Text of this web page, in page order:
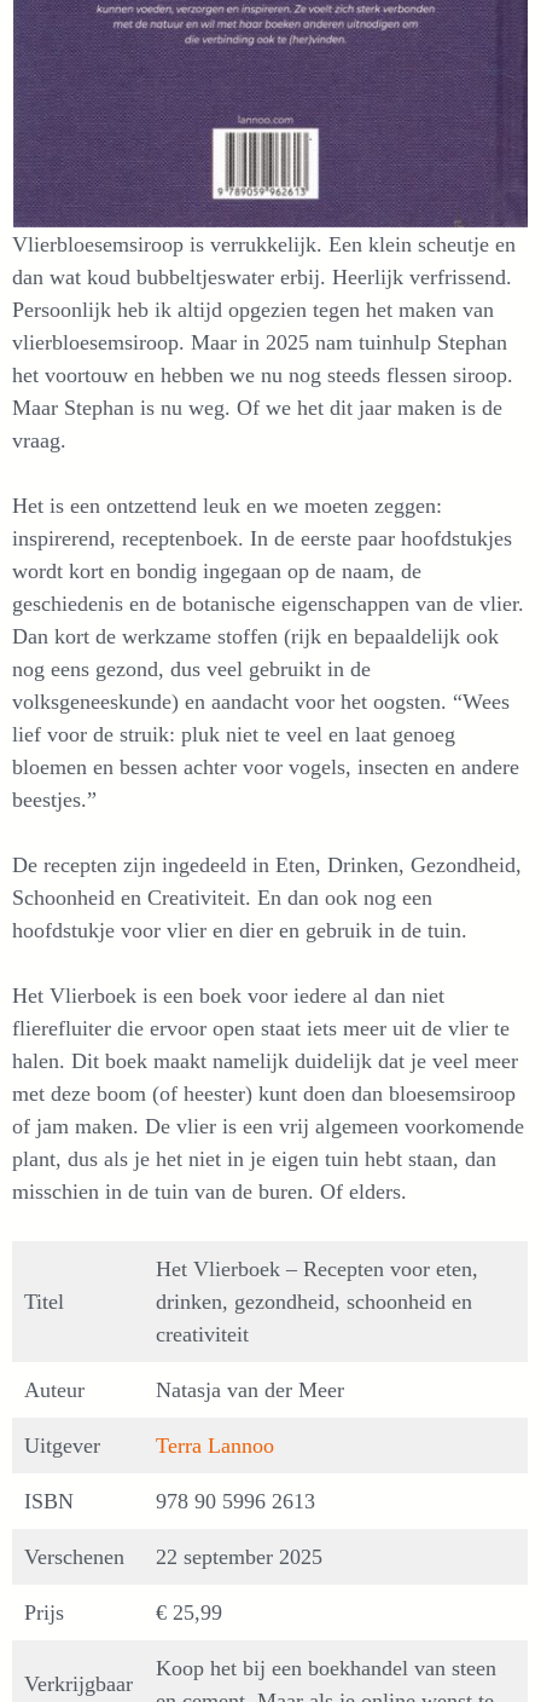
Vlierbloesemsiroop is verrukkelijk. Een klein scheutje en
dan wat koud bubbeltjeswater erbij. Heerlijk verfrissend.
Persoonlijk heb ik altijd opgezien tegen het maken van
vlierbloesemsiroop. Maar in 2025 nam tuinhulp Stephan
het voortouw en hebben we nu nog steeds flessen siroop.
Maar Stephan is nu weg. Of we het dit jaar maken is de
vraag.
Het is een ontzettend leuk en we moeten zeggen:
inspirerend, receptenboek. In de eerste paar hoofdstukjes
wordt kort en bondig ingegaan op de naam, de
geschiedenis en de botanische eigenschappen van de vlier.
Dan kort de werkzame stoffen (rijk en bepaaldelijk ook
nog eens gezond, dus veel gebruikt in de
volksgeneeskunde) en aandacht voor het oogsten. “Wees
lief voor de struik: pluk niet te veel en laat genoeg
bloemen en bessen achter voor vogels, insecten en andere
beestjes.”
De recepten zijn ingedeeld in Eten, Drinken, Gezondheid,
Schoonheid en Creativiteit. En dan ook nog een
hoofdstukje voor vlier en dier en gebruik in de tuin.
Het Vlierboek is een boek voor iedere al dan niet
flierefluiter die ervoor open staat iets meer uit de vlier te
halen. Dit boek maakt namelijk duidelijk dat je veel meer
met deze boom (of heester) kunt doen dan bloesemsiroop
of jam maken. De vlier is een vrij algemeen voorkomende
plant, dus als je het niet in je eigen tuin hebt staan, dan
misschien in de tuin van de buren. Of elders.
Titel
Het Vlierboek – Recepten voor eten,
drinken, gezondheid, schoonheid en
creativiteit
Auteur Natasja van der Meer
Uitgever Terra Lannoo
ISBN 978 90 5996 2613
Verschenen 22 september 2025
Prijs € 25,99
Verkrijgbaar
Koop het bij een boekhandel van steen